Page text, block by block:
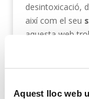
Aquest lloc web
desintoxicació,
així com el seu
aquesta web
de les
conductes i el